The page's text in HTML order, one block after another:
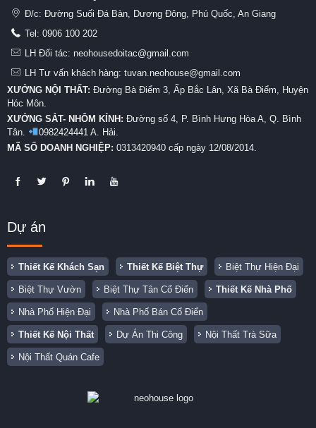
Đ/c: Đường Suối Đá Bàn, Dương Đông, Phú Quốc, An Giang
Tel: 0906 100 202
LH Đối tác: neohousedoitac@gmail.com
LH Tư vấn khách hàng: tuvan.neohouse@gmail.com
XƯỞNG NỘI THẤT: Đường Bà Điểm 3, Ấp Bắc Lân, Xã Bà Điểm, Huyện
Hóc Môn.
XƯỞNG SẮT- NHÔM KÍNH: Đường số 4, P. Bình Hưng Hòa A, Q. Bình
Tân.
0982424441 A. Hải.
MÃ SỐ DOANH NGHIỆP: 0313420940 cấp ngày 12/08/2014.
Dự án
Thiết Kế Khách Sạn Thiết Kế Biệt Thự Biệt Thự Hiện Đại
Biệt Thự Vườn Biệt Thự Tân Cổ Điển Thiết Kế Nhà Phố
Nhà Phố Hiện Đại Nhà Phố Bán Cổ Điển
Thiết Kế Nội Thất Dự Án Thi Công Nội Thất Trà Sữa
Nội Thất Quán Cafe